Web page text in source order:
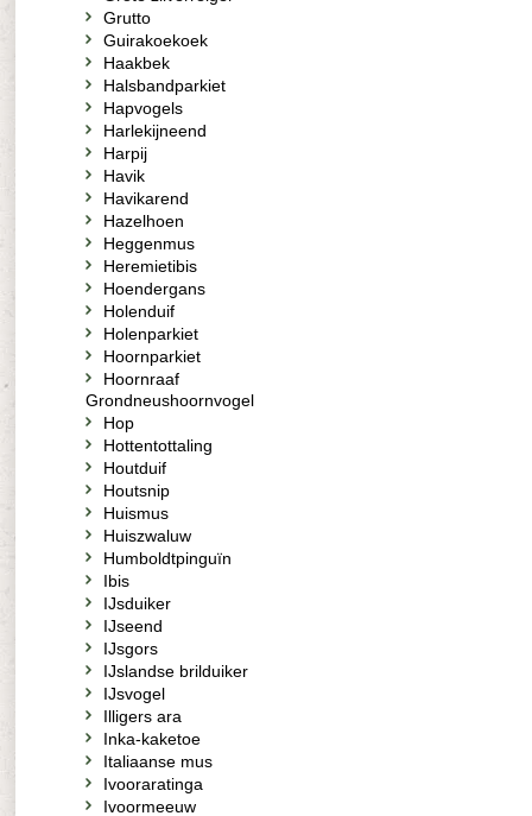
Grutto
Guirakoekoek
Haakbek
Halsbandparkiet
Hapvogels
Harlekijneend
Harpij
Havik
Havikarend
Hazelhoen
Heggenmus
Heremietibis
Hoendergans
Holenduif
Holenparkiet
Hoornparkiet
Hoornraaf
Grondneushoornvogel
Hop
Hottentottaling
Houtduif
Houtsnip
Huismus
Huiszwaluw
Humboldtpinguïn
Ibis
IJsduiker
IJseend
IJsgors
IJslandse brilduiker
IJsvogel
Illigers ara
Inka-kaketoe
Italiaanse mus
Ivooraratinga
Ivoormeeuw